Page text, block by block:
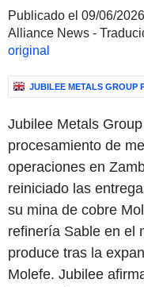
Publicado el 09/06/
Alliance News -
original
JUBILEE METALS GROUP
Jubilee Metals
procesamiento de
operaciones en
reiniciado las
su mina de cobre
refinería Sable en el
produce tras la
Molefe. Jubilee